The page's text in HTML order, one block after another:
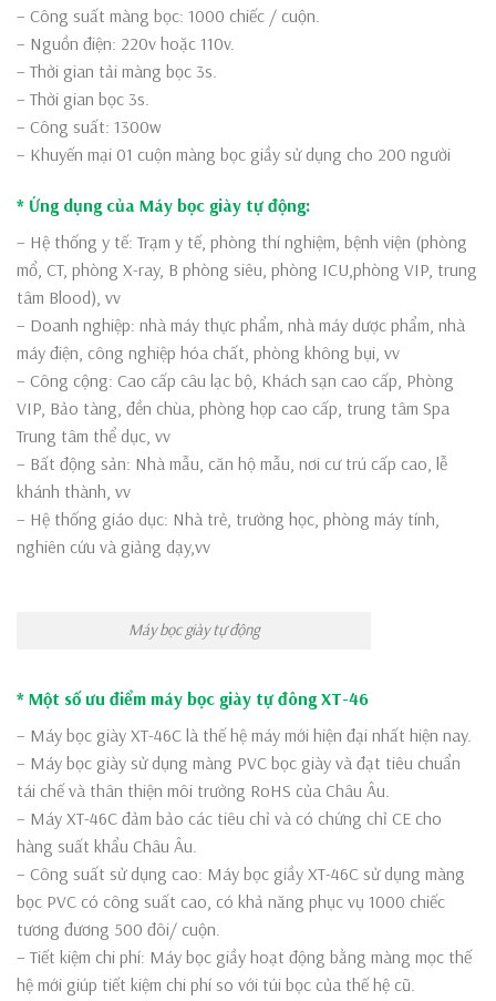
– Công suất màng bọc: 1000 chiếc / cuộn.
– Nguồn điện: 220v hoặc 110v.
– Thời gian tải màng bọc 3s.
– Thời gian bọc 3s.
– Công suất: 1300w
– Khuyến mại 01 cuộn màng bọc giầy sử dụng cho 200 người
* Ứng dụng của Máy bọc giày tự động:
– Hệ thống y tế: Trạm y tế, phòng thí nghiệm, bệnh viện (phòng
mổ, CT, phòng X-ray, B phòng siêu, phòng ICU,phòng VIP, trung
tâm Blood), vv
– Doanh nghiệp: nhà máy thực phẩm, nhà máy dược phẩm, nhà
máy điện, công nghiệp hóa chất, phòng không bụi, vv
– Công cộng: Cao cấp câu lạc bộ, Khách sạn cao cấp, Phòng
VIP, Bảo tàng, đền chùa, phòng họp cao cấp, trung tâm Spa
Trung tâm thể dục, vv
– Bất động sản: Nhà mẫu, căn hộ mẫu, nơi cư trú cấp cao, lễ
khánh thành, vv
– Hệ thống giáo dục: Nhà trẻ, trường học, phòng máy tính,
nghiên cứu và giảng dạy,vv
Máy bọc giày tự động
* Một số ưu điểm máy bọc giày tự đông XT-46
– Máy bọc giày XT-46C là thế hệ máy mới hiện đại nhất hiện nay.
– Máy bọc giày sử dụng màng PVC bọc giày và đạt tiêu chuẩn
tái chế và thân thiện môi trường RoHS của Châu Âu.
– Máy XT-46C đảm bảo các tiêu chỉ và có chứng chỉ CE cho
hàng suất khẩu Châu Âu.
– Công suất sử dụng cao: Máy bọc giầy XT-46C sử dụng màng
bọc PVC có công suất cao, có khả năng phục vụ 1000 chiếc
tương đương 500 đôi/ cuộn.
– Tiết kiệm chi phí: Máy bọc giầy hoạt động bằng màng mọc thế
hệ mới giúp tiết kiệm chi phí so với túi bọc của thế hệ cũ.